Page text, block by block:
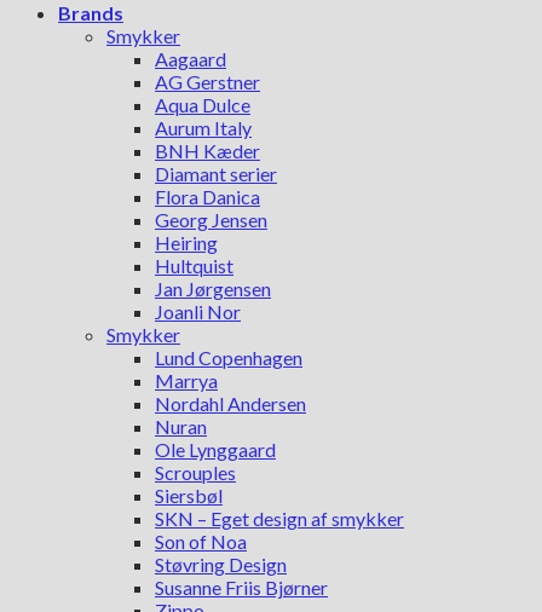
Brands
Smykker
Aagaard
AG Gerstner
Aqua Dulce
Aurum Italy
BNH Kæder
Diamant serier
Flora Danica
Georg Jensen
Heiring
Hultquist
Jan Jørgensen
Joanli Nor
Smykker
Lund Copenhagen
Marrya
Nordahl Andersen
Nuran
Ole Lynggaard
Scrouples
Siersbøl
SKN – Eget design af smykker
Son of Noa
Støvring Design
Susanne Friis Bjørner